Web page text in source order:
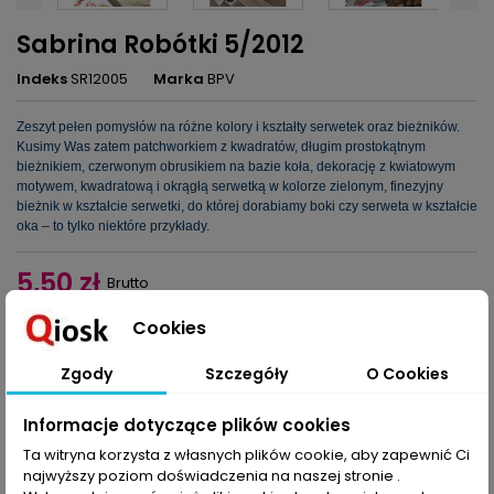
Sabrina Robótki 5/2012
Indeks SR12005 Marka BPV
Zeszyt pełen pomysłów na różne kolory i kształty serwetek oraz bieżników.
Kusimy Was zatem patchworkiem z kwadratów, długim prostokątnym
bieżnikiem, czerwonym obrusikiem na bazie koła, dekorację z kwiatowym
motywem, kwadratową i okrągłą serwetką w kolorze zielonym, finezyjny
bieżnik w kształcie serwetki, do której dorabiamy boki czy serweta w kształcie
oka – to tylko niektóre przykłady.
5,50 zł Brutto
Ilość 
OPIS SZCZEGÓŁY PRODUKTU
Cookies
Zgody Szczegóły O Cookies
Informacje dotyczące plików cookies
Ta witryna korzysta z własnych plików cookie, aby zapewnić Ci
najwyższy poziom doświadczenia na naszej stronie .